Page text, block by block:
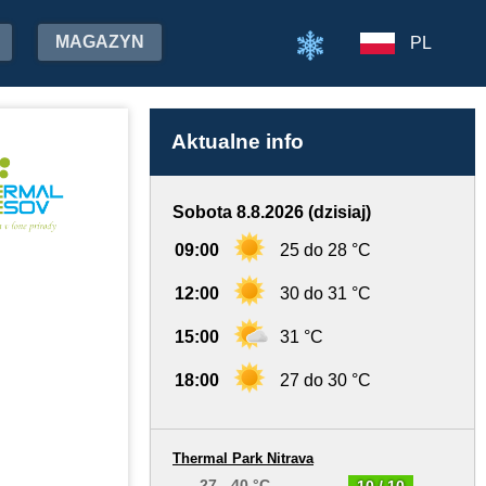
MAGAZYN PL
Aktualne info
Sobota 8.8.2026 (dzisiaj)
09:00 25 do 28 °C
12:00 30 do 31 °C
15:00 31 °C
18:00 27 do 30 °C
Thermal Park Nitrava